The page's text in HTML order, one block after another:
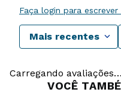
Faça login para
Mais recentes
Carregando avaliações…
VOCÊ